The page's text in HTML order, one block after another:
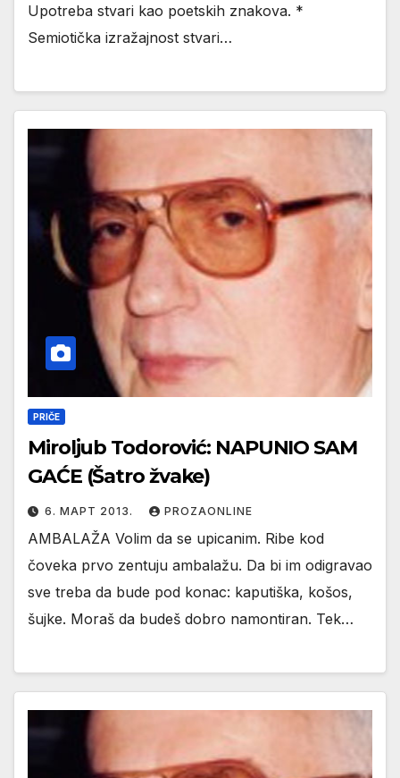
Upotreba stvari kao poetskih znakova. *
Semiotička izražajnost stvari…
PRIČE
Miroljub Todorović: NAPUNIO SAM
GAĆE (Šatro žvake)
6. МАРТ 2013. PROZAONLINE
AMBALAŽA Volim da se upicanim. Ribe kod
čoveka prvo zentuju ambalažu. Da bi im odigravao
sve treba da bude pod konac: kaputiška, košos,
šujke. Moraš da budeš dobro namontiran. Tek…